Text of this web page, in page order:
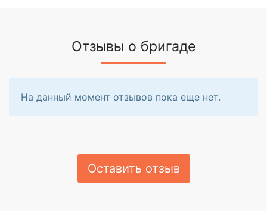
Отзывы о бригаде
На данный момент отзывов пока еще нет.
Оставить отзыв